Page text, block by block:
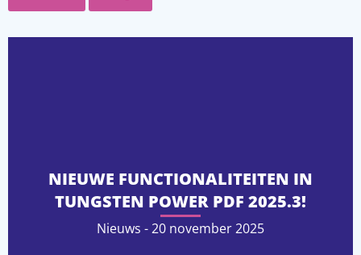
NIEUWE FUNCTIONALITEITEN IN
TUNGSTEN POWER PDF 2025.3!
Nieuws - 20 november 2025